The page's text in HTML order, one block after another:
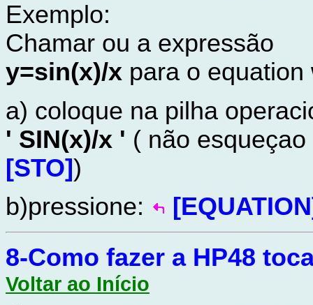
Exemplo:
Chamar ou a expressão
y=sin(x)/x para o equation
a) coloque na pilha
' SIN(x)/x ' ( não
[STO])
b)pressione:
8-Como fazer a HP48
Voltar ao Início